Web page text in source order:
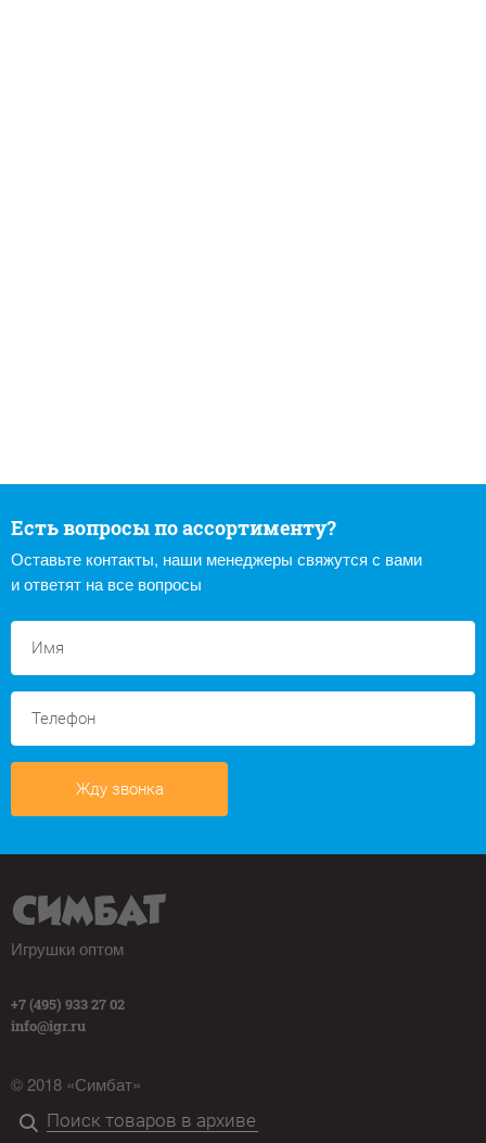
Есть вопросы по ассортименту?
Оставьте контакты, наши менеджеры свяжутся с вами
и ответят на все вопросы
Жду звонка
Игрушки оптом
+7 (495) 933 27 02
info@igr.ru
© 2018 «Симбат»